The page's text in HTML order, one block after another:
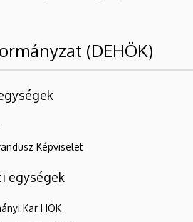
(DEHÖK)
Képviselet
egységek
Kar HÖK